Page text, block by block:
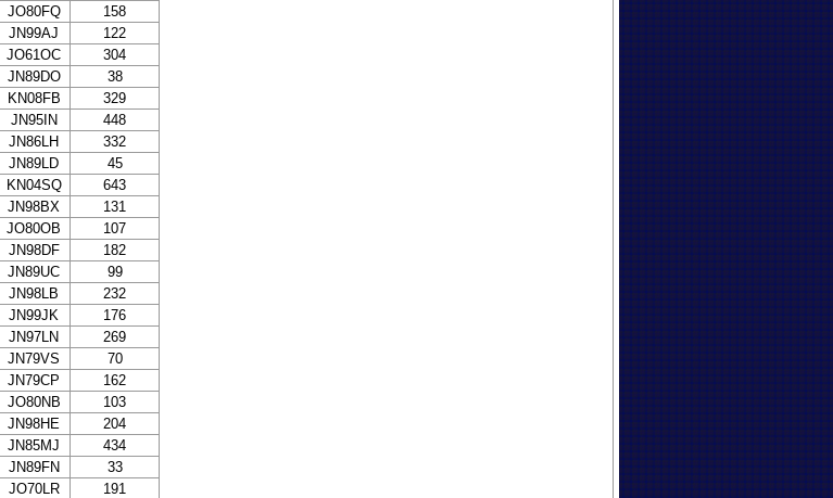
JO80FQ
158
JN99AJ
122
JO61OC
304
JN89DO
38
KN08FB
329
JN95IN
448
JN86LH
332
JN89LD
45
KN04SQ
643
JN98BX
131
JO80OB
107
JN98DF
182
JN89UC
99
JN98LB
232
JN99JK
176
JN97LN
269
JN79VS
70
JN79CP
162
JO80NB
103
JN98HE
204
JN85MJ
434
JN89FN
33
JO70LR
191